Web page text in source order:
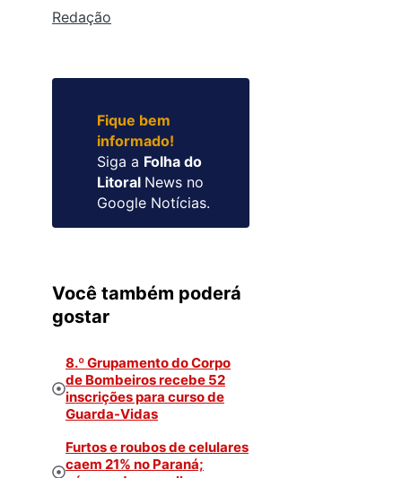
Redação
Fique bem
informado!
Siga a Folha do
Litoral News no
Google Notícias.
Você também poderá
gostar
8.º Grupamento do Corpo
de Bombeiros recebe 52
inscrições para curso de
Guarda-Vidas
Furtos e roubos de celulares
caem 21% no Paraná;